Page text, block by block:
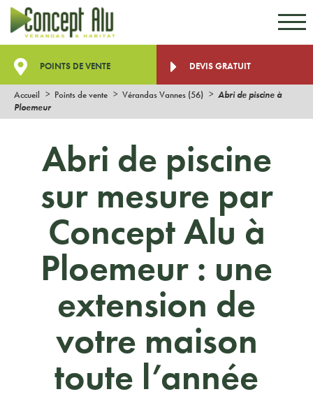
POINTS DE VENTE DEVIS GRATUIT
Accueil Points de vente Vérandas Vannes (56)
Abri de piscine à
Ploemeur
Abri de piscine
sur mesure par
Concept Alu à
Ploemeur : une
extension de
votre maison
toute l’année